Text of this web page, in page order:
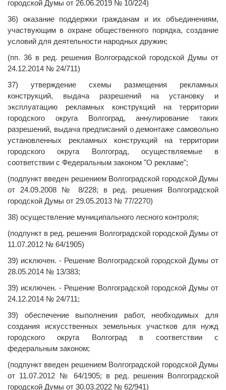
городской Думы от 26.06.2019 № 10/224)
36) оказание поддержки гражданам и их объединениям,
участвующим в охране общественного порядка, создание
условий для деятельности народных дружин;
(пп. 36 в ред. решения Волгоградской городской Думы от
24.12.2014 № 24/711)
37) утверждение схемы размещения рекламных
конструкций, выдача разрешений на установку и
эксплуатацию рекламных конструкций на территории
городского округа Волгоград, аннулирование таких
разрешений, выдача предписаний о демонтаже самовольно
установленных рекламных конструкций на территории
городского округа Волгоград, осуществляемые в
соответствии с Федеральным законом "О рекламе";
(подпункт введен решением Волгоградской городской Думы
от 24.09.2008 № 8/228; в ред. решения Волгоградской
городской Думы от 29.05.2013 № 77/2270)
38) осуществление муниципального лесного контроля;
(подпункт в ред. решения Волгоградской городской Думы от
11.07.2012 № 64/1905)
39) исключен. - Решение Волгоградской городской Думы от
28.05.2014 № 13/383;
39) исключен. - Решение Волгоградской городской Думы от
24.12.2014 № 24/711;
39) обеспечение выполнения работ, необходимых для
создания искусственных земельных участков для нужд
городского округа Волгоград в соответствии с
федеральным законом;
(подпункт введен решением Волгоградской городской Думы
от 11.07.2012 № 64/1905; в ред. решения Волгоградской
городской Думы от 30.03.2022 № 62/941)